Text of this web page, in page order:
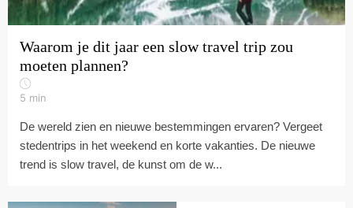
Waarom je dit jaar een slow travel trip zou
moeten plannen?
5 min
De wereld zien en nieuwe bestemmingen ervaren? Vergeet
stedentrips in het weekend en korte vakanties. De nieuwe
trend is slow travel, de kunst om de w...